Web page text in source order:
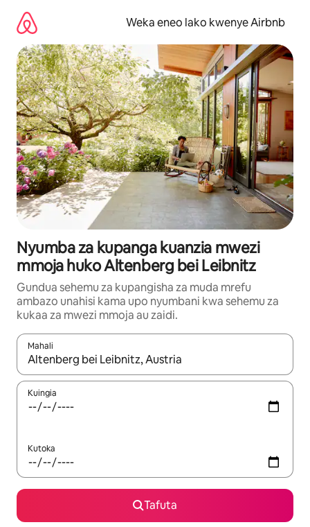
kwenda
kwenye
maudhui
Weka eneo lako kwenye Airbnb
Nyumba za kupanga kuanzia mwezi
mmoja huko Altenberg bei Leibnitz
Gundua sehemu za kupangisha za muda mrefu
ambazo unahisi kama upo nyumbani kwa sehemu za
kukaa za mwezi mmoja au zaidi.
Mahali
Wakati matokeo yanapatikana, vinjari kwa kutumia vitufe vya
Kuingia
Kutoka
Tafuta